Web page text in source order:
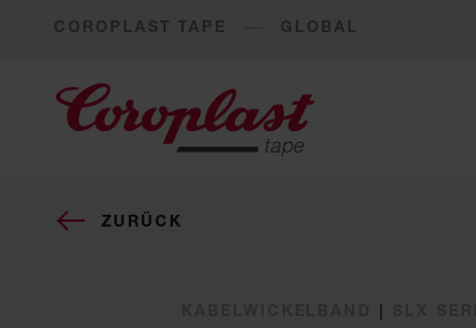
COROPLAST TAPE GLOBAL
ZURÜCK
|